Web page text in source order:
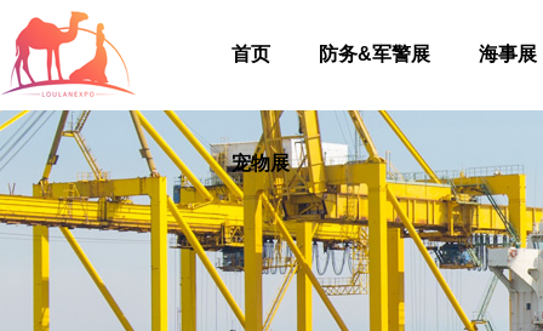
首页 防务&军警展 海事展
宠物展